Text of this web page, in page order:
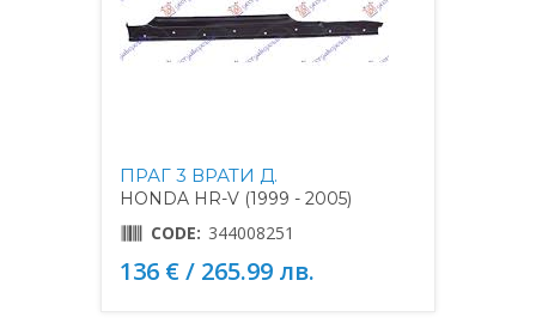
ПРАГ 3 ВРАТИ Д.
HONDA HR-V (1999 - 2005)
CODE: 344008251
136 € / 265.99 лв.